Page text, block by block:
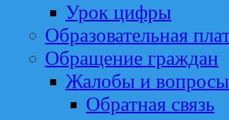
Урок цифры
Образовательная
Обращение граждан
Жалобы и вопросы
Обратная связь